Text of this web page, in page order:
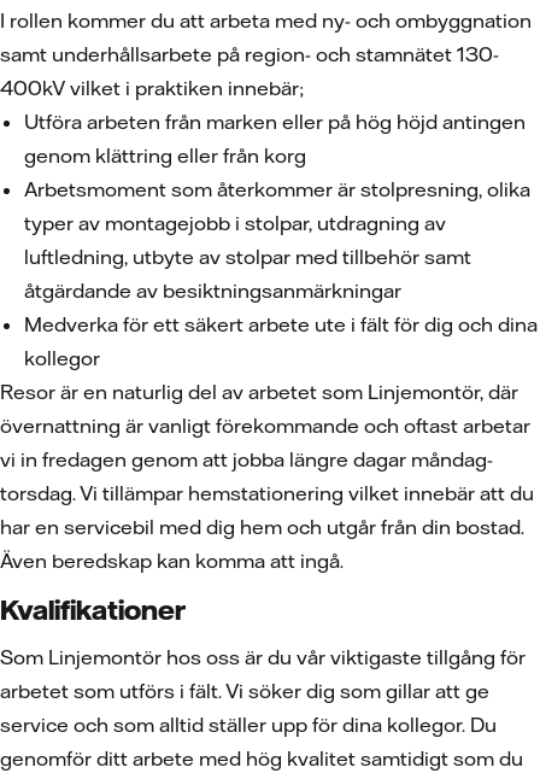
I rollen kommer du att arbeta med ny- och ombyggnation
samt underhållsarbete på region- och stamnätet 130-
400kV vilket i praktiken innebär;
Utföra arbeten från marken eller på hög höjd antingen
genom klättring eller från korg
Arbetsmoment som återkommer är stolpresning, olika
typer av montagejobb i stolpar, utdragning av
luftledning, utbyte av stolpar med tillbehör samt
åtgärdande av besiktningsanmärkningar
Medverka för ett säkert arbete ute i fält för dig och dina
kollegor
Resor är en naturlig del av arbetet som Linjemontör, där
övernattning är vanligt förekommande och oftast arbetar
vi in fredagen genom att jobba längre dagar måndag-
torsdag. Vi tillämpar hemstationering vilket innebär att du
har en servicebil med dig hem och utgår från din bostad.
Även beredskap kan komma att ingå.
Kvalifikationer
Som Linjemontör hos oss är du vår viktigaste tillgång för
arbetet som utförs i fält. Vi söker dig som gillar att ge
service och som alltid ställer upp för dina kollegor. Du
genomför ditt arbete med hög kvalitet samtidigt som du